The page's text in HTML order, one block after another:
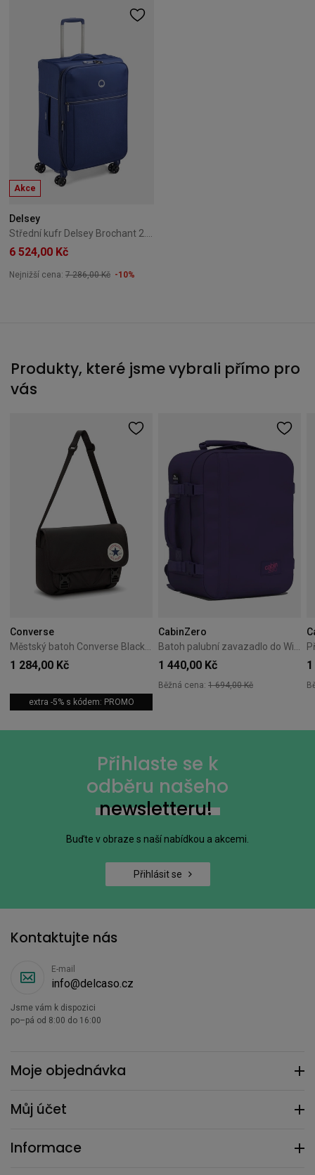
Akce
Delsey
6 524,00 Kč
Nejnižší cena: 7 286,00 Kč -10%
Produkty, které jsme vybrali přímo pro
vás
Converse
Městský batoh Converse Black 10026011-A01
1 284,00 Kč
extra -5% s kódem: PROMO
CabinZero
Batoh palubní zavazadlo do Wizzair Cabin Zero Classic 28L Solace sky
1 440,00 Kč
Běžná cena: 1 694,00 Kč
Přihlaste se k
odběru našeho
newsletteru!
Buďte v obraze s naší nabídkou a akcemi.
Přihlásit se
Moje objednávka
Můj účet
Informace
Kontaktujte nás
E-mail
info@delcaso.cz
Jsme vám k dispozici
po–pá od 8:00 do 16:00